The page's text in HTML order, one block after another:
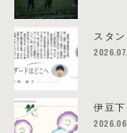
スタ
伊豆